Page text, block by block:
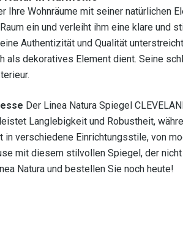
Ihre Wohnräume mit seiner natürlichen
ein und verleiht ihm eine klare und
Authentizität und Qualität
dekoratives Element dient. Seine
Der Linea Natura Spiegel
Langlebigkeit und Robustheit,
verschiedene Einrichtungsstile, von
mit diesem stilvollen Spiegel, der
Natura und bestellen Sie noch heute!